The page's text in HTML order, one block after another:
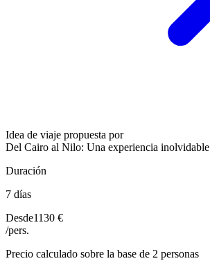
Idea de viaje propuesta por
Del Cairo al Nilo: Una experiencia inolvidable
Duración
7 días
Desde1130 €
/pers.
Precio calculado sobre la base de 2 personas